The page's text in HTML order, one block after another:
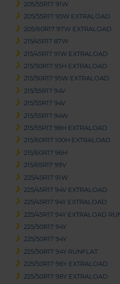
205/55R17 91W
205/55R17 95W EXTRALOAD
205/60R17 97W EXTRALOAD
215/45R17 87W
215/45R17 91W EXTRALOAD
215/50R17 95H EXTRALOAD
215/50R17 95W EXTRALOAD
215/55R17 94V
215/55R17 94V
215/55R17 94W
215/55R17 98H EXTRALOAD
215/60R17 100H EXTRALOAD
215/60R17 96H
215/65R17 99V
225/45R17 91W
225/45R17 94V EXTRALOAD
225/45R17 94Y EXTRALOAD
225/45R17 94Y EXTRALOAD
225/50R17 94Y
225/50R17 94Y
225/50R17 94Y RUNFLAT
225/50R17 98Y EXTRALOAD
225/50R17 98Y EXTRALOAD